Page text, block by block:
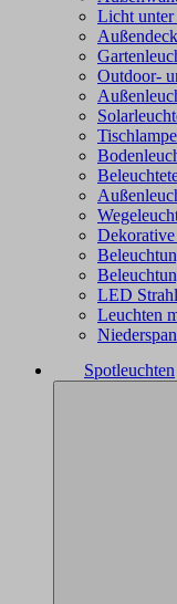
Licht unter
Outdoor-
LED
Leuchten
Spotleuchten